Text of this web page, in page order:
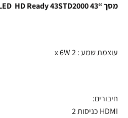
מסך “43 LED HD Ready 43STD2000
עוצמת שמע : 2 x 6W
חיבורים:
HDMI כניסות 2